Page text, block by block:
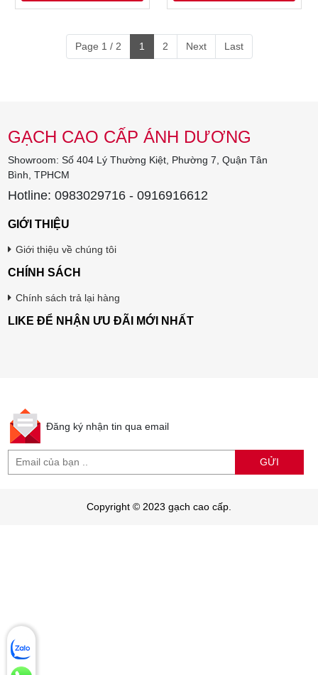
Page 1 / 2 1 2 Next Last
GẠCH CAO CẤP ÁNH DƯƠNG
Showroom: Số 404 Lý Thường Kiệt, Phường 7, Quận Tân
Bình, TPHCM
Hotline: 0983029716 - 0916916612
GIỚI THIỆU
Giới thiệu về chúng tôi
CHÍNH SÁCH
Chính sách trả lại hàng
LIKE ĐỂ NHẬN ƯU ĐÃI MỚI NHẤT
Đăng ký nhận tin qua email
GỬI
Copyright © 2023 gạch cao cấp.